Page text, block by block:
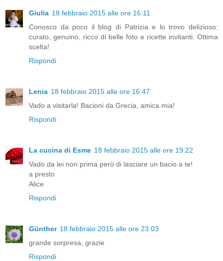
Giulia 18 febbraio 2015 alle ore 16:11
Conosco da poco il blog di Patrizia e lo trovo delizioso:
curato, genuino, ricco di belle foto e ricette invitanti. Ottima
scelta!
Rispondi
Lenia 18 febbraio 2015 alle ore 16:47
Vado a visitarla! Bacioni da Grecia, amica mia!
Rispondi
La cucina di Esme 18 febbraio 2015 alle ore 19:22
Vado da lei non prima però di lasciare un bacio a te!
a presto
Alice
Rispondi
Günther 18 febbraio 2015 alle ore 23:03
grande sorpresa, grazie
Rispondi